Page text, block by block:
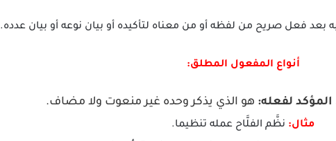
بعد فعل صريح من لفظه أو من معناه لتأكيده أو بيان نوعه أو بيان عدده.
أنواع المفعول المطلق:
هو الذي يذكر وحده غير منعوت ولا مضاف.
مثال: نظَّم الفلَّاح عمله تنظيما.